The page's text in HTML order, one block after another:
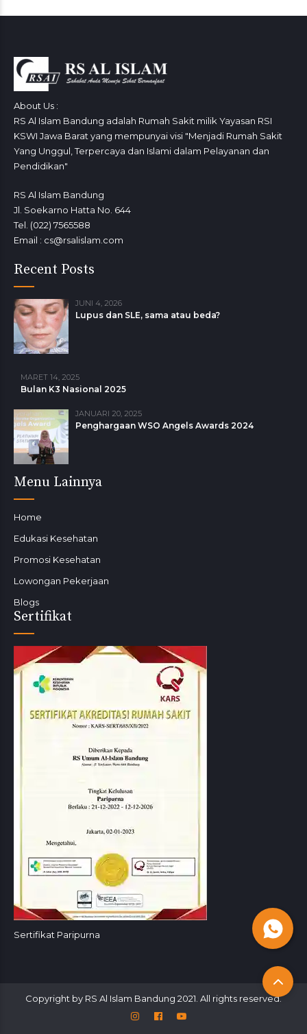
About Us :
RS Al Islam Bandung adalah Rumah Sakit milik Yayasan RSI
KSWI Jawa Barat yang mempunyai visi "Menjadi Rumah Sakit
Yang Unggul, Terpercaya dan Islami dalam Pelayanan dan
Pendidikan"
RS Al Islam Bandung
Jl. Soekarno Hatta No. 644
Tel. (022) 7565588
Email : cs@rsalislam.com
Recent Posts
JUNI 4, 2026
Lupus dan SLE, sama atau beda?
MARET 14, 2025
Bulan K3 Nasional 2025
JANUARI 20, 2025
Penghargaan WSO Angels Awards 2024
Menu Lainnya
Home
Edukasi Kesehatan
Promosi Kesehatan
Lowongan Pekerjaan
Blogs
Sertifikat
Sertifikat Paripurna
Copyright by RS Al Islam Bandung 2021. All rights reserved.